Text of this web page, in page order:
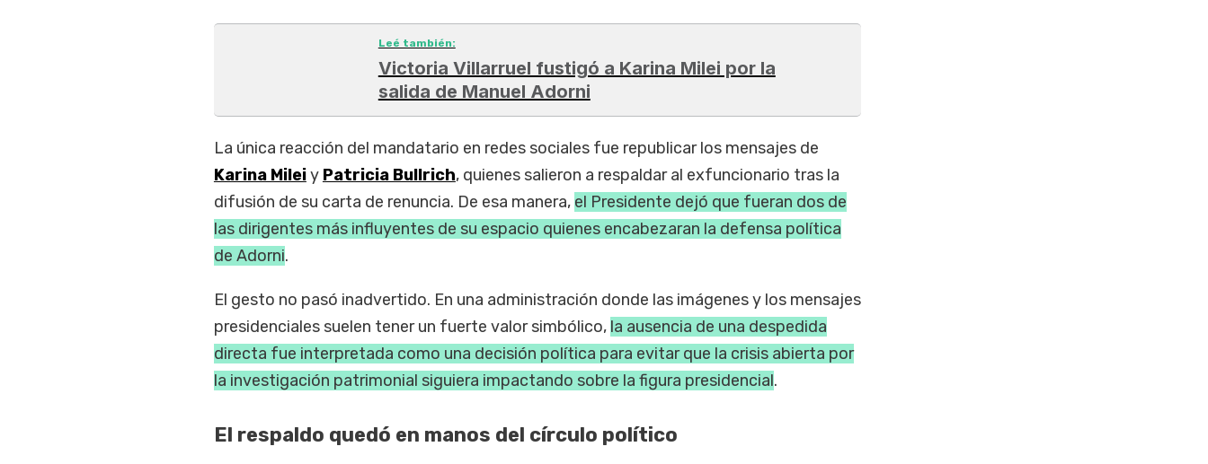
Leé también:
Victoria Villarruel fustigó a Karina Milei por la
salida de Manuel Adorni
La única reacción del mandatario en redes sociales fue republicar los mensajes de
Karina Mileiy Patricia Bullrich, quienes salieron a respaldar al exfuncionario tras la
difusión de su carta de renuncia. De esa manera, el Presidente dejó que fueran dos de
las dirigentes más influyentes de su espacio quienes encabezaran la defensa política
de Adorni.
El gesto no pasó inadvertido. En una administración donde las imágenes y los mensajes
presidenciales suelen tener un fuerte valor simbólico, la ausencia de una despedida
directa fue interpretada como una decisión política para evitar que la crisis abierta por
la investigación patrimonial siguiera impactando sobre la figura presidencial.
El respaldo quedó en manos del círculo político